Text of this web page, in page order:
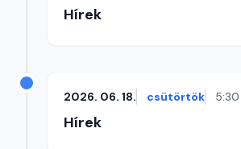
Hírek
2026. 06. 18. csütörtök 5:30
Hírek